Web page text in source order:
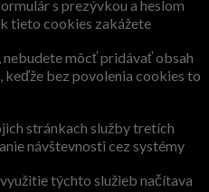
s prezývkou a heslom
tieto cookies zakážete
môcť pridávať obsah
keďže bez povolenia cookies to
stránkach služby tretích
návštevnosti cez systémy
týchto služieb načítava